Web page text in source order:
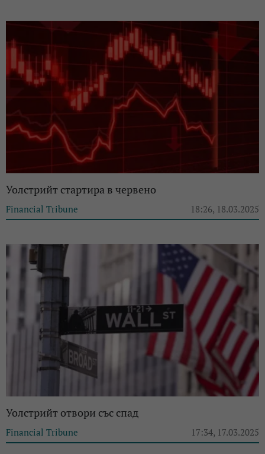
Уолстрийт стартира в червено
Financial Tribune 18:26, 18.03.2025
Уолстрийт отвори със спад
Financial Tribune 17:34, 17.03.2025